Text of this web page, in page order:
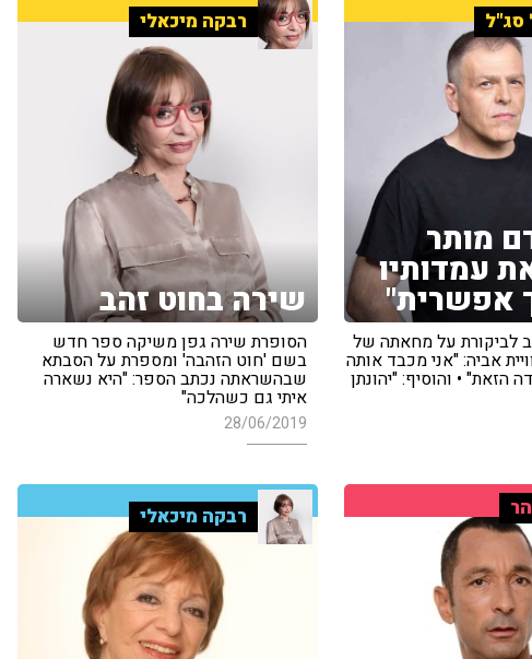
סג"ל
מותר
עמדותיו
אפשרית"
לביקורת על מחאתה של
אביה: "אני מכבד אותה
הזאת" • והוסיף: "יהונתן
רבקה מיכאלי
שירה בחוט זהב
הסופרת שירה גפן משיקה ספר חדש
בשם 'חוט הזהבה' ומספרת על הסבתא
שבהשראתה נכתב הספר: "היא נשארה
איתי גם כשהלכה"
28/06/2019
רבקה מיכאלי